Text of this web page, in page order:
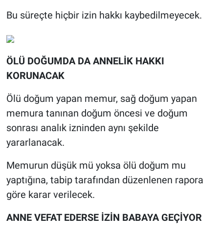
Bu süreçte hiçbir izin hakkı kaybedilmeyecek.
ÖLÜ DOĞUMDA DA ANNELİK HAKKI
KORUNACAK
Ölü doğum yapan memur, sağ doğum yapan
memura tanınan doğum öncesi ve doğum
sonrası analık izninden aynı şekilde
yararlanacak.
Memurun düşük mü yoksa ölü doğum mu
yaptığına, tabip tarafından düzenlenen rapora
göre karar verilecek.
ANNE VEFAT EDERSE İZİN BABAYA GEÇİYOR